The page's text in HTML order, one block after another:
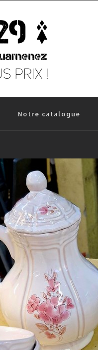
Notre catalogue